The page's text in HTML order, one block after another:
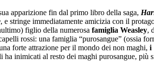
apparizione fin dal primo libro della saga,
, e stringe immediatamente amicizia con il
figlio della numerosa famiglia Weasley,
rossi: una famiglia “purosangue” (ossia
forte attrazione per il mondo dei non maghi, i
ha inimicati al resto dei maghi purosangue, più